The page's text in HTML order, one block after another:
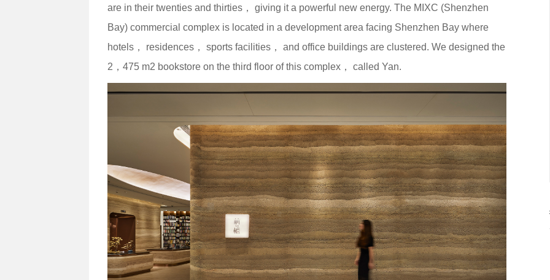
are in their twenties and thirties， giving it a powerful new energy. The MIXC (Shenzhen
Bay) commercial complex is located in a development area facing Shenzhen Bay where
hotels， residences， sports facilities， and office buildings are clustered. We designed the
2，475 m2 bookstore on the third floor of this complex， called Yan.